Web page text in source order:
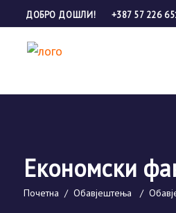
ДОБРО ДОШЛИ! +387 57 226
Економски
Почетна / Обавјештења /